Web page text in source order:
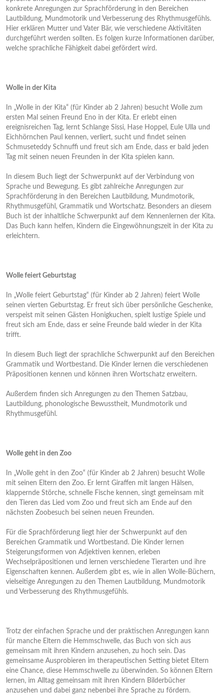
konkrete Anregungen zur Sprachförderung in den Bereichen
Lautbildung, Mundmotorik und Verbesserung des Rhythmusgefühls.
Hier erklären Mutter und Vater Bär, wie verschiedene Aktivitäten
durchgeführt werden sollten. Es folgen kurze Informationen darüber,
welche sprachliche Fähigkeit dabei gefördert wird.
Wolle in der Kita
In „Wolle in der Kita“ (für Kinder ab 2 Jahren) besucht Wolle zum
ersten Mal seinen Freund Eno in der Kita. Er erlebt einen
ereignisreichen Tag, lernt Schlange Sissi, Hase Hoppel, Eule Ulla und
Eichhörnchen Paul kennen, verliert, sucht und findet seinen
Schmuseteddy Schnuffi und freut sich am Ende, dass er bald jeden
Tag mit seinen neuen Freunden in der Kita spielen kann.
In diesem Buch liegt der Schwerpunkt auf der Verbindung von
Sprache und Bewegung. Es gibt zahlreiche Anregungen zur
Sprachförderung in den Bereichen Lautbildung, Mundmotorik,
Rhythmusgefühl, Grammatik und Wortschatz. Besonders an diesem
Buch ist der inhaltliche Schwerpunkt auf dem Kennenlernen der Kita.
Das Buch kann helfen, Kindern die Eingewöhnungszeit in der Kita zu
erleichtern.
Wolle feiert Geburtstag
In „Wolle feiert Geburtstag“ (für Kinder ab 2 Jahren) feiert Wolle
seinen vierten Geburtstag. Er freut sich über persönliche Geschenke,
verspeist mit seinen Gästen Honigkuchen, spielt lustige Spiele und
freut sich am Ende, dass er seine Freunde bald wieder in der Kita
trifft.
In diesem Buch liegt der sprachliche Schwerpunkt auf den Bereichen
Grammatik und Wortbestand. Die Kinder lernen die verschiedenen
Präpositionen kennen und können ihren Wortschatz erweitern.
Außerdem finden sich Anregungen zu den Themen Satzbau,
Lautbildung, phonologische Bewusstheit, Mundmotorik und
Rhythmusgefühl.
Wolle geht in den Zoo
In „Wolle geht in den Zoo“ (für Kinder ab 2 Jahren) besucht Wolle
mit seinen Eltern den Zoo. Er lernt Giraffen mit langen Hälsen,
klappernde Störche, schnelle Fische kennen, singt gemeinsam mit
den Tieren das Lied vom Zoo und freut sich am Ende auf den
nächsten Zoobesuch bei seinen neuen Freunden.
Für die Sprachförderung liegt hier der Schwerpunkt auf den
Bereichen Grammatik und Wortbestand. Die Kinder lernen
Steigerungsformen von Adjektiven kennen, erleben
Wechselpräpositionen und lernen verschiedene Tierarten und ihre
Eigenschaften kennen. Außerdem gibt es, wie in allen Wolle-Büchern,
vielseitige Anregungen zu den Themen Lautbildung, Mundmotorik
und Verbesserung des Rhythmusgefühls.
Trotz der einfachen Sprache und der praktischen Anregungen kann
für manche Eltern die Hemmschwelle, das Buch von sich aus
gemeinsam mit ihren Kindern anzusehen, zu hoch sein. Das
gemeinsame Ausprobieren im therapeutischen Setting bietet Eltern
eine Chance, diese Hemmschwelle zu überwinden. So können Eltern
lernen, im Alltag gemeinsam mit ihren Kindern Bilderbücher
anzusehen und dabei ganz nebenbei ihre Sprache zu fördern.